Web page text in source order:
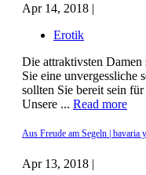
Apr 14, 2018 |
Erotik
Die attraktivsten
Sie eine unvergessliche
sollten Sie bereit sein
Unsere ... Read more
Aus Freude am Segeln | bavaria
Apr 13, 2018 |